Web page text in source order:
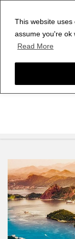
This website
assume you're ok
Read More